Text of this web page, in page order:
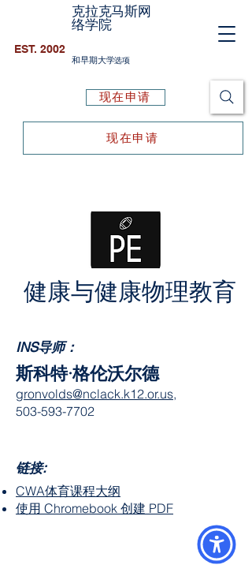
克拉克马斯网
络学院
和早期大学选项
EST. 2002
现在申请
现在申请
健康与健康物理教育
INS导师：
斯科特·格伦沃尔德
gronvolds@nclack.k12.or.us,
503-593-7702
链接:
CWA体育课程大纲
使用 Chromebook 创建 PDF